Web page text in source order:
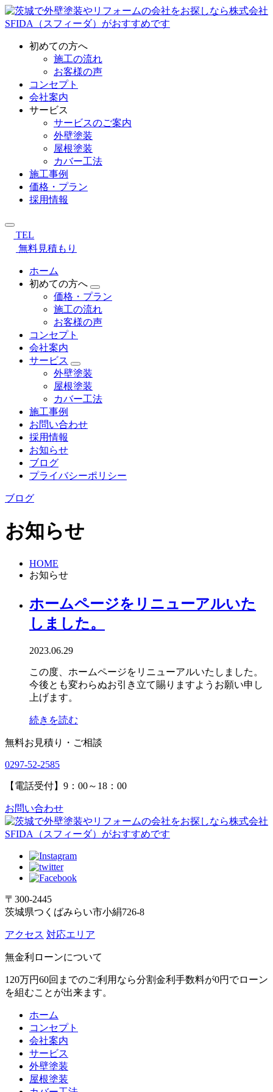
初めての方へ
施工の流れ
お客様の声
コンセプト
会社案内
サービス
サービスのご案内
外壁塗装
屋根塗装
カバー工法
施工事例
価格・プラン
採用情報
TEL
無料見積もり
ホーム
初めての方へ
価格・プラン
施工の流れ
お客様の声
コンセプト
会社案内
サービス
外壁塗装
屋根塗装
カバー工法
施工事例
お問い合わせ
採用情報
お知らせ
ブログ
プライバシーポリシー
ブログ
お知らせ
HOME
お知らせ
ホームページをリニューアルいた
しました。
2023.06.29
この度、ホームページをリニューアルいたしました。
今後とも変わらぬお引き立て賜りますようお願い申し
上げます。
続きを読む
無料お見積り・ご相談
0297-52-2585
【電話受付】9：00～18：00
お問い合わせ
〒300-2445
茨城県つくばみらい市小絹726-8
アクセス 対応エリア
無金利ローンについて
120万円60回までのご利用なら分割金利手数料が0円でローン
を組むことが出来ます。
ホーム
コンセプト
会社案内
サービス
外壁塗装
屋根塗装